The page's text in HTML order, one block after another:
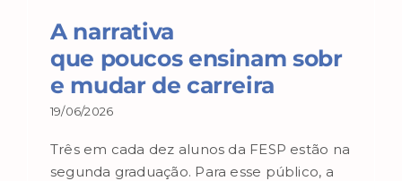
A narrativa
que poucos ensinam sobr
e mudar de carreira
19/06/2026
Três em cada dez alunos da FESP estão na
segunda graduação. Para esse público, a